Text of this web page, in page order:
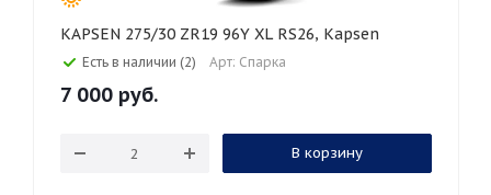
KAPSEN 275/30 ZR19 96Y XL RS26, Kapsen
Есть в наличии (2) Арт: Спарка
7 000 руб.
В корзину